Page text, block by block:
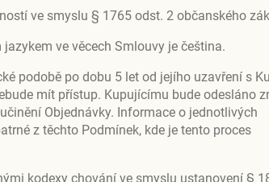
ve smyslu § 1765 odst. 2 občanského
ve věcech Smlouvy je čeština.
podobě po dobu 5 let od jejího uzavření s
mít přístup. Kupujícímu bude odesláno
Objednávky. Informace o jednotlivých
z těchto Podmínek, kde je tento proces
kodexy chování ve smyslu ustanovení §